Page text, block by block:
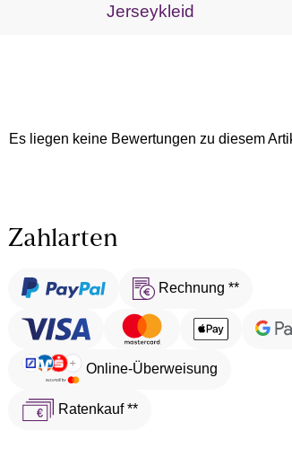
Jerseykleid
Es liegen keine Bewertungen zu diesem
Zahlarten
Rechnung **
Online-Überweisung
Ratenkauf **